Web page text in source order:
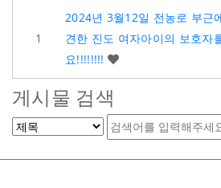
1
2024년 3월12일 전농로 부근
견한 진도 여자아이의 보호자
요!!!!!!!!
게시물 검색